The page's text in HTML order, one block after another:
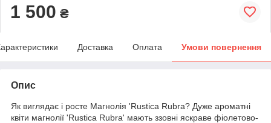
1 500 ₴
Доставка Оплата Умови повернення
Опис
Як виглядає і росте Магнолія 'Rustica Rubra? Дуже ароматні
квіти магнолії 'Rustica Rubra' мають ззовні яскраве фіолетово-